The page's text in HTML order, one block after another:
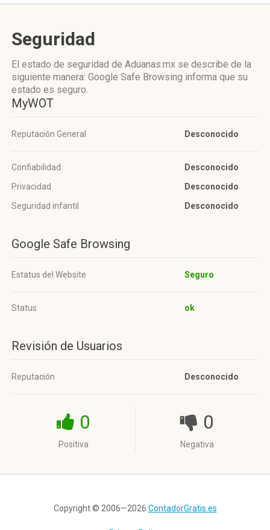
Seguridad
El estado de seguridad de Aduanas.mx se describe de la
siguiente manera: Google Safe Browsing informa que su
estado es seguro.
MyWOT
Reputación General Desconocido
Confiabilidad
Desconocido
Privacidad
Desconocido
Seguridad infantil
Desconocido
Google Safe Browsing
Estatus del Website Seguro
Status ok
Revisión de Usuarios
Reputación Desconocido
0
Positiva
0
Negativa
Copyright © 2006—2026 ContadorGratis.es